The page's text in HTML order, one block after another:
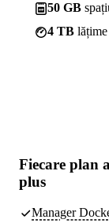
50 GB
4 TB
Fiecare plan
plus
Manager